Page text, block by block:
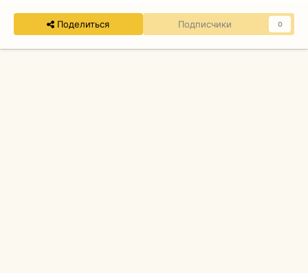
Поделиться Подписчики 0